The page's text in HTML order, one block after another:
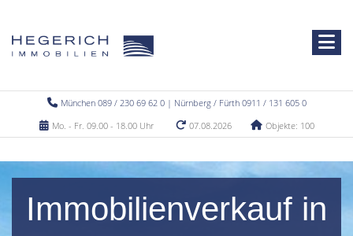
München 089 / 230 69 62 0 | Nürnberg / Fürth 0911 / 131 605 0
Mo. - Fr. 09.00 - 18.00 Uhr
07.08.2026 Objekte: 100
Immobilienverkauf in